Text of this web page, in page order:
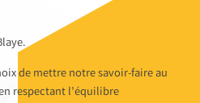
de mettre notre savoir-faire au
respectant l’équilibre